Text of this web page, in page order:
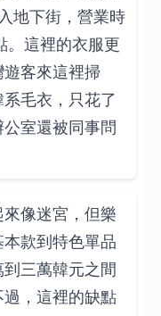
地下街，營業時
。這裡的衣服更
客來這裡掃
毛衣，只花了
室還被同事問
像迷宮，但樂
款到特色單品
三萬韓元之間
過，這裡的缺點